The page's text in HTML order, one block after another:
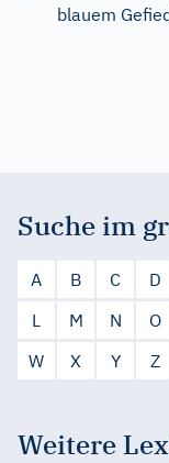
blauem
Suche im
A B C D
L
M N O
W
X Y Z
Weitere